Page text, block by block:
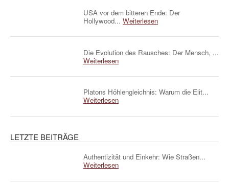
USA vor dem bitteren Ende: Der
Hollywood... Weiterlesen
Die Evolution des Rausches: Der Mensch, ...
Weiterlesen
Platons Höhlengleichnis: Warum die Elit...
Weiterlesen
LETZTE BEITRÄGE
Authentizität und Einkehr: Wie Straßen...
Weiterlesen